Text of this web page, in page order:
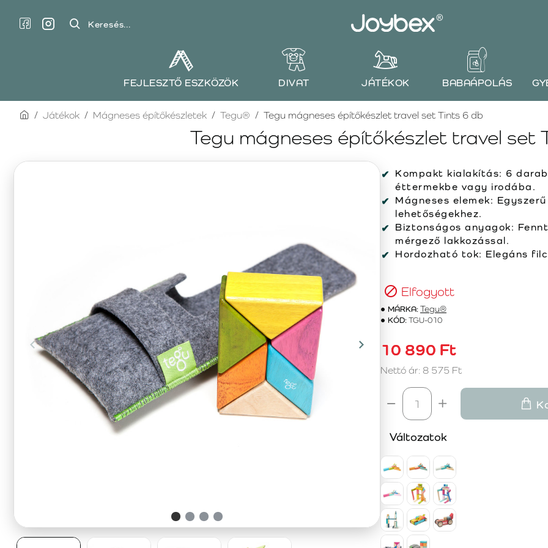
Keresés...
FEJLESZTŐ ESZKÖZÖK DIVAT JÁTÉKOK BABAÁPOLÁS
Tegu mágneses építőkészlet travel set
homeJátékok Mágneses építőkészletek Tegu® Tegu mágneses építőkészlet travel set Tints 6 db
Kompakt kialakítás: 6
éttermekbe vagy irodába.
Mágneses elemek:
lehetőségekhez.
Biztonságos anyagok:
mérgező lakkozással.
Hordozható tok: Elegáns
Elfogyott
MÁRKA:Tegu®
KÓD:TGU-010
10 890 Ft
Nettó ár: 8 575 Ft
Változatok